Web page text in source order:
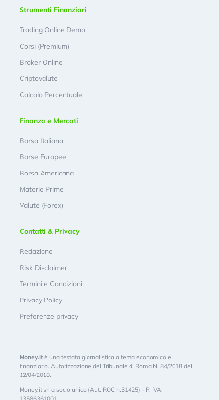
Strumenti Finanziari
Trading Online Demo
Corsi (Premium)
Broker Online
Criptovalute
Calcolo Percentuale
Finanza e Mercati
Borsa Italiana
Borse Europee
Borsa Americana
Materie Prime
Valute (Forex)
Contatti & Privacy
Redazione
Risk Disclaimer
Termini e Condizioni
Privacy Policy
Preferenze privacy
Money.it è una testata giornalistica a tema economico e
finanziario. Autorizzazione del Tribunale di Roma N. 84/2018 del
12/04/2018.
Money.it srl a socio unico (Aut. ROC n.31425) - P. IVA:
13586361001